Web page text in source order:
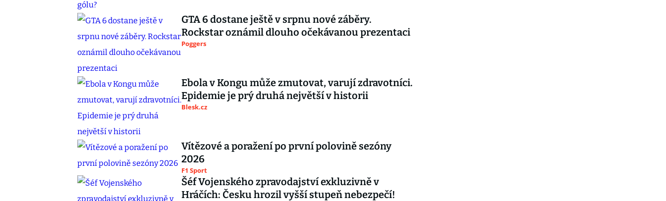
GTA 6 dostane ještě v srpnu nové záběry.
Rockstar oznámil dlouho očekávanou prezentaci
Poggers
Ebola v Kongu může zmutovat, varují zdravotníci.
Epidemie je prý druhá největší v historii
Blesk.cz
Vítězové a poražení po první polovině sezóny
2026
F1 Sport
Šéf Vojenského zpravodajství exkluzivně v
Hráčích: Česku hrozil vyšší stupeň nebezpečí!